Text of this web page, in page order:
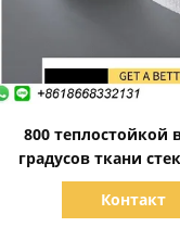
800 теплостойкой
градусов ткани
кремнезема
Контакт